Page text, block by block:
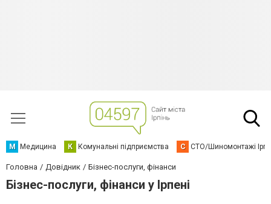
М Медицина К Комунальні підприємства С СТО/Шиномонтажі
Головна Довідник Бізнес-послуги, фінанси
Бізнес-послуги, фінанси у Ірпені